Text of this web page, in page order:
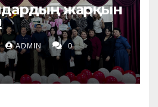
жарқын
ADMIN 0